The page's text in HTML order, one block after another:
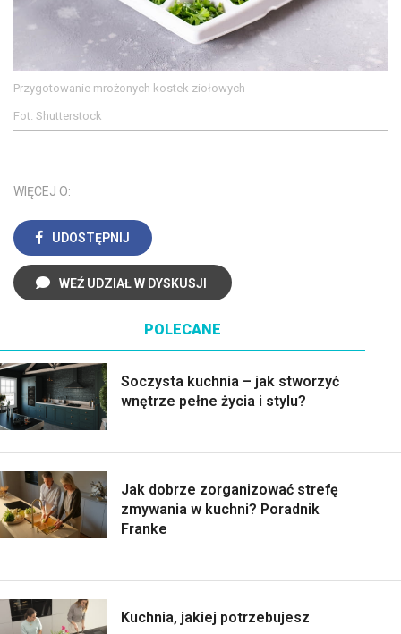
Przygotowanie mrożonych kostek ziołowych
Fot. Shutterstock
WIĘCEJ O:
UDOSTĘPNIJ
WEŹ UDZIAŁ W DYSKUSJI
POLECANE
Soczysta kuchnia – jak stworzyć
wnętrze pełne życia i stylu?
Jak dobrze zorganizować strefę
zmywania w kuchni? Poradnik
Franke
Kuchnia, jakiej potrzebujesz